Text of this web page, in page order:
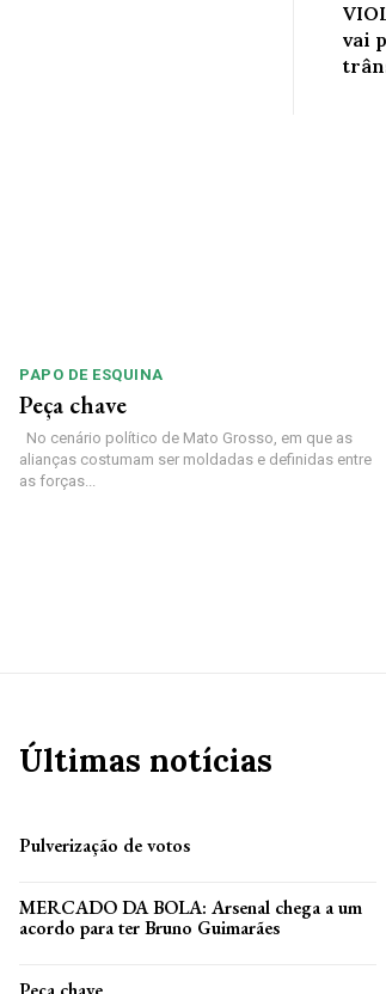
vai
PAPO DE ESQUINA
Peça chave
No cenário político de Mato Grosso, em que as
alianças costumam ser moldadas e definidas entre
as forças...
Últimas notícias
Pulverização de votos
MERCADO DA BOLA: Arsenal chega a um
acordo para ter Bruno Guimarães